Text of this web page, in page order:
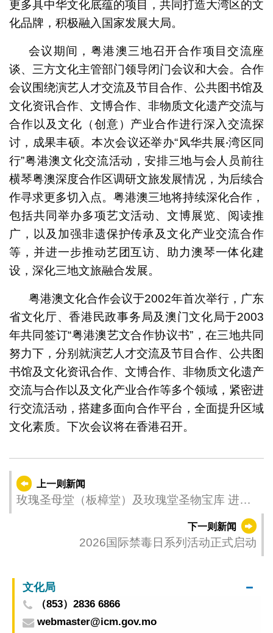
更多具中华文化底蕴的项目，共同打造大湾区的文
化品牌，积极融入国家发展大局。
会议期间，粤港澳三地召开合作项目交流座
谈、三方文化主管部门领导闭门会议和大会。合作
会议围绕演艺人才交流及节目合作、公共图书馆及
文化资讯合作、文博合作、非物质文化遗产交流与
合作以及文化（创意）产业合作进行深入交流探
讨，成果丰硕。本次会议还举办“风华共展‧湾区同
行”粤港澳文化交流活动，安排三地与会人员前往
横琴粤澳深度合作区调研文旅发展情况，为后续合
作寻求更多切入点。粤港澳三地将持续深化合作，
包括共同举办多项艺文活动、文博展览、阅读推
广，以及加强非遗保护传承及文化产业交流合作
等，并进一步推动艺团互访、助力澳琴一体化建
设，深化三地文旅融合发展。
粤港澳文化合作会议于2002年首次举行，广东
省文化厅、香港民政事务局及澳门文化局于2003
年共同签订“粤港澳艺文合作协议书”，在三地共同
努力下，分别就演艺人才交流及节目合作、公共图
书馆及文化资讯合作、文博合作、非物质文化遗产
交流与合作以及文化产业合作等多个领域，紧密进
行交流活动，搭建多面向合作平台，全面提升区域
文化素质。下次会议将在香港召开。
上一则新闻
玫瑰圣母堂（板樟堂）及玫瑰堂圣物宝库 进行
下一则新闻
2026国际禁毒日系列活动正式启动
文化局
（853）2836 6866
webmaster@icm.gov.mo